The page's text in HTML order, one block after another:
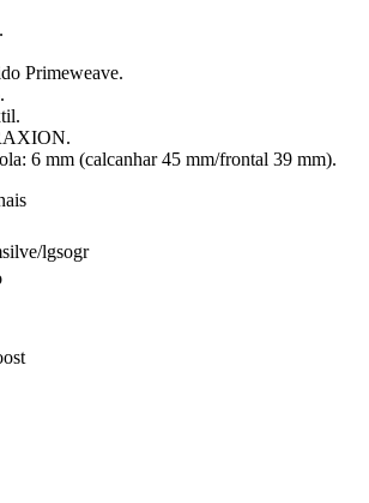
Primeweave.
6 mm (calcanhar 45 mm/frontal 39 mm).
lgsogr